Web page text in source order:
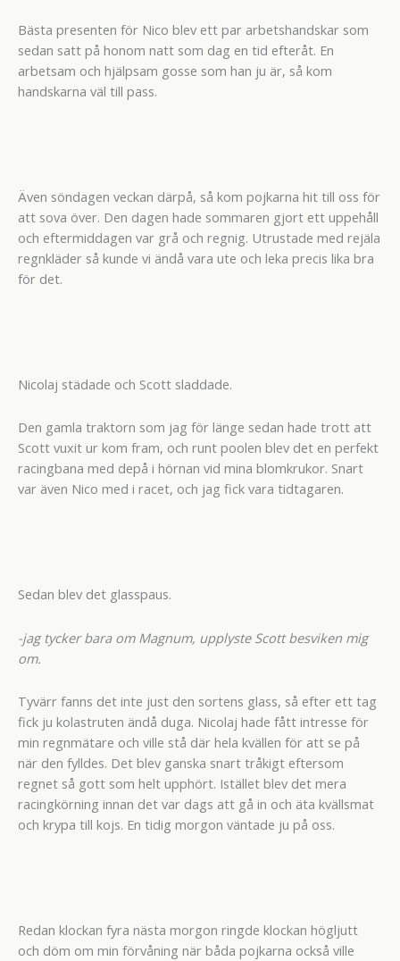
Bästa presenten för Nico blev ett par arbetshandskar som
sedan satt på honom natt som dag en tid efteråt. En
arbetsam och hjälpsam gosse som han ju är, så kom
handskarna väl till pass.
Även söndagen veckan därpå, så kom pojkarna hit till oss för
att sova över. Den dagen hade sommaren gjort ett uppehåll
och eftermiddagen var grå och regnig. Utrustade med rejäla
regnkläder så kunde vi ändå vara ute och leka precis lika bra
för det.
Nicolaj städade och Scott sladdade.
Den gamla traktorn som jag för länge sedan hade trott att
Scott vuxit ur kom fram, och runt poolen blev det en perfekt
racingbana med depå i hörnan vid mina blomkrukor. Snart
var även Nico med i racet, och jag fick vara tidtagaren.
Sedan blev det glasspaus.
-jag tycker bara om Magnum, upplyste Scott besviken mig
om.
Tyvärr fanns det inte just den sortens glass, så efter ett tag
fick ju kolastruten ändå duga. Nicolaj hade fått intresse för
min regnmätare och ville stå där hela kvällen för att se på
när den fylldes. Det blev ganska snart tråkigt eftersom
regnet så gott som helt upphört. Istället blev det mera
racingkörning innan det var dags att gå in och äta kvällsmat
och krypa till kojs. En tidig morgon väntade ju på oss.
Redan klockan fyra nästa morgon ringde klockan högljutt
och döm om min förvåning när båda pojkarna också ville